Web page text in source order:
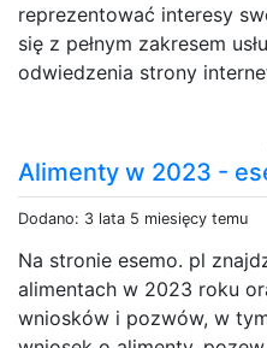
reprezentować interesy
się z pełnym zakresem
odwiedzenia strony
Alimenty w 2023 -
Dodano: 3 lata 5 miesięcy temu
Na stronie esemo. pl
alimentach w 2023 roku
wniosków i pozwów, w